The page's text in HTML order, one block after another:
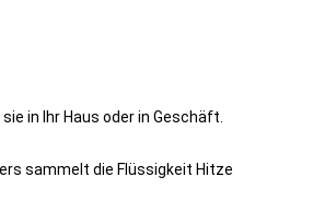
in Ihr Haus oder in Geschäft.
sammelt die Flüssigkeit Hitze